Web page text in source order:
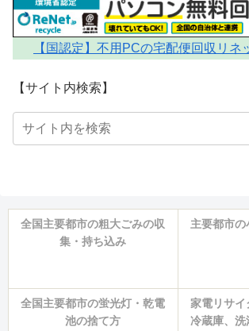
【国認定】不用PCの宅配便回収リネ
【サイト内検索】
全国主要都市の粗大ごみの収
集・持ち込み
主要都市の
全国主要都市の蛍光灯・乾電
池の捨て方
家電リサイ
冷蔵庫、